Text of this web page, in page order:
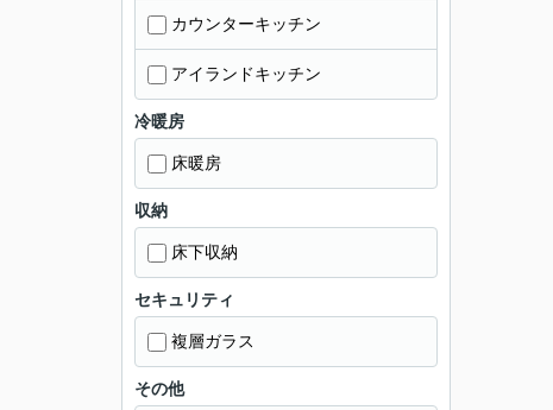
カウンターキッチン
アイランドキッチン
冷暖房
床暖房
収納
床下収納
セキュリティ
複層ガラス
その他